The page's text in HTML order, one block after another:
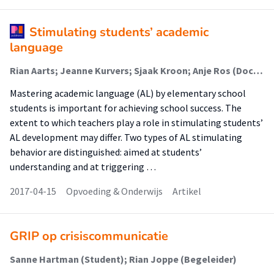
Stimulating students’ academic
language
Rian Aarts; Jeanne Kurvers; Sjaak Kroon; Anje Ros (Docent); Nanke Dokter (Docent)
Mastering academic language (AL) by elementary school
students is important for achieving school success. The
extent to which teachers play a role in stimulating students’
AL development may differ. Two types of AL stimulating
behavior are distinguished: aimed at students’
understanding and at triggering …
2017-04-15
Opvoeding & Onderwijs Artikel
GRIP op crisiscommunicatie
Sanne Hartman (Student); Rian Joppe (Begeleider)